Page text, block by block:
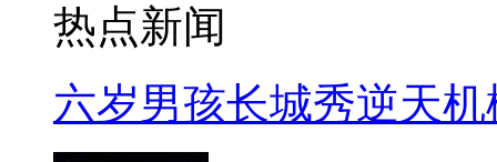
热点新闻
六岁男孩长城秀逆天机